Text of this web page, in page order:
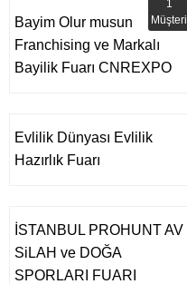
Bayim Olur musun
Franchising ve Markalı
Bayilik Fuarı CNREXPO
1
Müşteri
Evlilik Dünyası Evlilik
Hazırlık Fuarı
İSTANBUL PROHUNT AV
SiLAH ve DOĞA
SPORLARI FUARI